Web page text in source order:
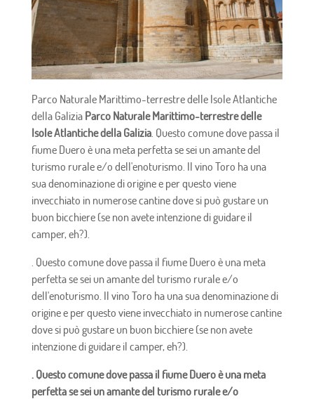
Parco Naturale Marittimo-terrestre delle Isole Atlantiche
della Galizia Parco Naturale Marittimo-terrestre delle
Isole Atlantiche della Galizia. Questo comune dove passa il
fiume Duero è una meta perfetta se sei un amante del
turismo rurale e/o dell'enoturismo. Il vino Toro ha una
sua denominazione di origine e per questo viene
invecchiato in numerose cantine dove si può gustare un
buon bicchiere (se non avete intenzione di guidare il
camper, eh?).
. Questo comune dove passa il fiume Duero è una meta
perfetta se sei un amante del turismo rurale e/o
dell'enoturismo. Il vino Toro ha una sua denominazione di
origine e per questo viene invecchiato in numerose cantine
dove si può gustare un buon bicchiere (se non avete
intenzione di guidare il camper, eh?).
. Questo comune dove passa il fiume Duero è una meta
perfetta se sei un amante del turismo rurale e/o